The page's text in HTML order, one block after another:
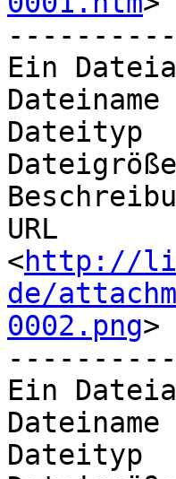
Ein
Dateiname
Dateityp
URL
<http://
de/
0002.png>
Ein
Dateiname
Dateityp